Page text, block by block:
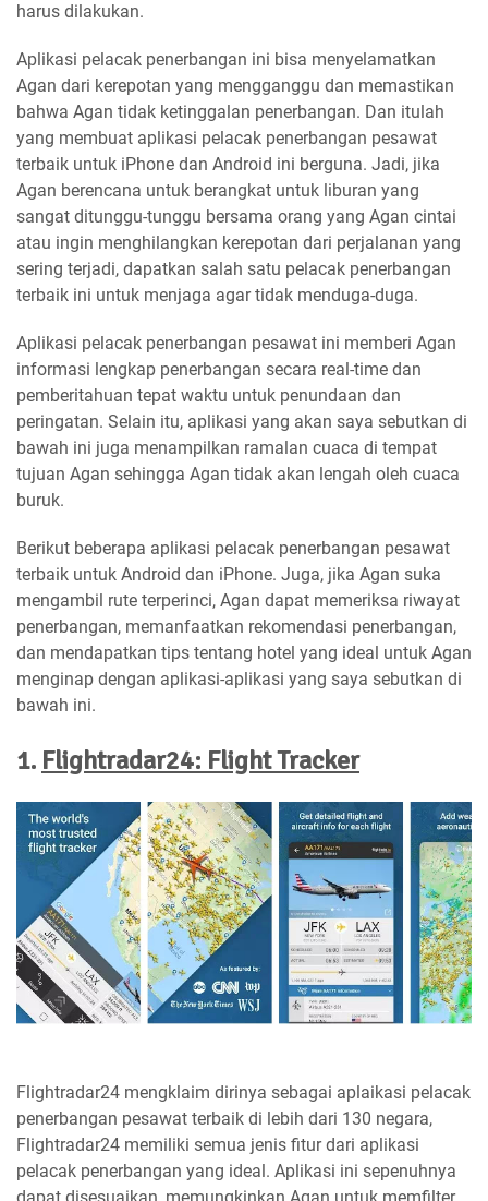
harus dilakukan.
Aplikasi pelacak penerbangan ini bisa menyelamatkan
Agan dari kerepotan yang mengganggu dan memastikan
bahwa Agan tidak ketinggalan penerbangan. Dan itulah
yang membuat aplikasi pelacak penerbangan pesawat
terbaik untuk iPhone dan Android ini berguna. Jadi, jika
Agan berencana untuk berangkat untuk liburan yang
sangat ditunggu-tunggu bersama orang yang Agan cintai
atau ingin menghilangkan kerepotan dari perjalanan yang
sering terjadi, dapatkan salah satu pelacak penerbangan
terbaik ini untuk menjaga agar tidak menduga-duga.
Aplikasi pelacak penerbangan pesawat ini memberi Agan
informasi lengkap penerbangan secara real-time dan
pemberitahuan tepat waktu untuk penundaan dan
peringatan. Selain itu, aplikasi yang akan saya sebutkan di
bawah ini juga menampilkan ramalan cuaca di tempat
tujuan Agan sehingga Agan tidak akan lengah oleh cuaca
buruk.
Berikut beberapa aplikasi pelacak penerbangan pesawat
terbaik untuk Android dan iPhone. Juga, jika Agan suka
mengambil rute terperinci, Agan dapat memeriksa riwayat
penerbangan, memanfaatkan rekomendasi penerbangan,
dan mendapatkan tips tentang hotel yang ideal untuk Agan
menginap dengan aplikasi-aplikasi yang saya sebutkan di
bawah ini.
1. Flightradar24: Flight Tracker
Flightradar24 mengklaim dirinya sebagai aplaikasi pelacak
penerbangan pesawat terbaik di lebih dari 130 negara,
Flightradar24 memiliki semua jenis fitur dari aplikasi
pelacak penerbangan yang ideal. Aplikasi ini sepenuhnya